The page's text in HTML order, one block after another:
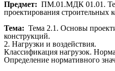
Предмет: ПМ.01.МДК 01.01.
проектирования строительных
Тема: Тема 2.1. Основы
конструкций.
2. Нагрузки и воздействия.
Классификация нагрузок.
Определение нормативного